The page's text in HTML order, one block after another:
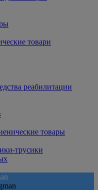
товари
реабилитации
товары
трусики